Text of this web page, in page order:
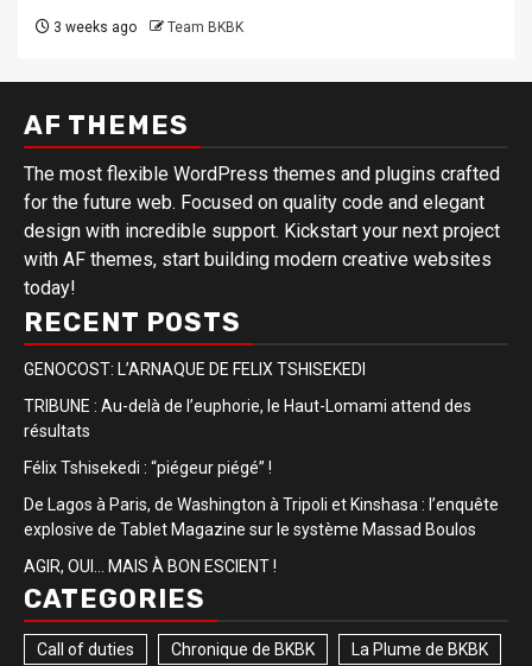
3 weeks ago Team BKBK
AF THEMES
The most flexible WordPress themes and plugins crafted
for the future web. Focused on quality code and elegant
design with incredible support. Kickstart your next project
with AF themes, start building modern creative websites
today!
RECENT POSTS
GENOCOST: L’ARNAQUE DE FELIX TSHISEKEDI
TRIBUNE : Au-delà de l’euphorie, le Haut-Lomami attend des
résultats
Félix Tshisekedi : “piégeur piégé” !
De Lagos à Paris, de Washington à Tripoli et Kinshasa : l’enquête
explosive de Tablet Magazine sur le système Massad Boulos
AGIR, OUI… MAIS À BON ESCIENT !
CATEGORIES
Call of duties Chronique de BKBK La Plume de BKBK